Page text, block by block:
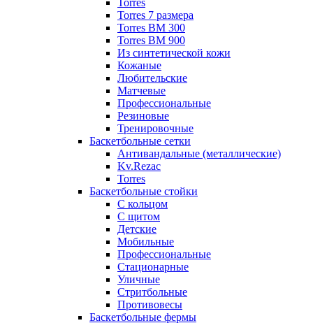
Torres
Torres 7 размера
Torres BM 300
Torres BM 900
Из синтетической кожи
Кожаные
Любительские
Матчевые
Профессиональные
Резиновые
Тренировочные
Баскетбольные сетки
Антивандальные (металлические)
Kv.Rezac
Torres
Баскетбольные стойки
С кольцом
С щитом
Детские
Мобильные
Профессиональные
Стационарные
Уличные
Стритбольные
Противовесы
Баскетбольные фермы